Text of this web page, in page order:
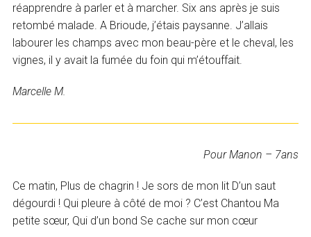
réapprendre à parler et à marcher. Six ans après je suis
retombé malade. A Brioude, j’étais paysanne. J’allais
labourer les champs avec mon beau-père et le cheval, les
vignes, il y avait la fumée du foin qui m’étouffait.
Marcelle M.
Pour Manon – 7ans
Ce matin, Plus de chagrin ! Je sors de mon lit D’un saut
dégourdi ! Qui pleure à côté de moi ? C’est Chantou Ma
petite sœur, Qui d’un bond Se cache sur mon cœur